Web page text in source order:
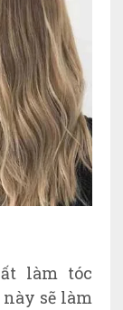
làm tóc
sẽ làm